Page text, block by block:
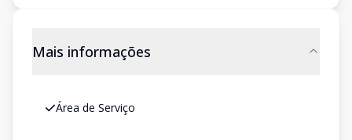
Mais informações
Área de Serviço